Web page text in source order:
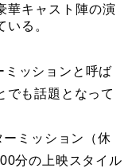
華キャスト陣の演
る。
ミッションと呼ば
でも話題となって
ミッション（休
分の上映スタイル